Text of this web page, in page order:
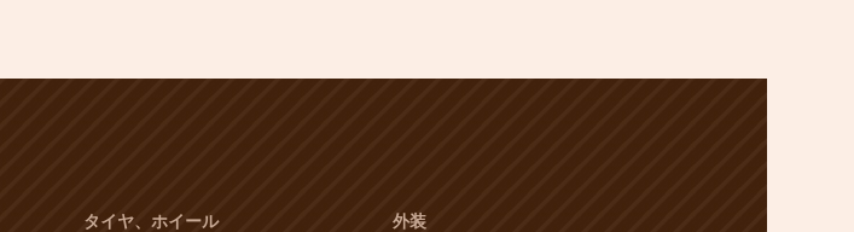
タイヤ、ホイール 外装